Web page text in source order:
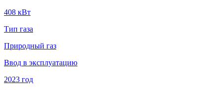
408 кВт
Тип газа
Природный газ
Ввод в эксплуатацию
2023 год